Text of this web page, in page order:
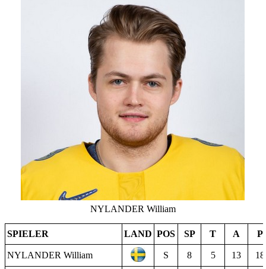
NYLANDER William
SPIELER LAND POS SP T A P
NYLANDER William S 8 5 13 18